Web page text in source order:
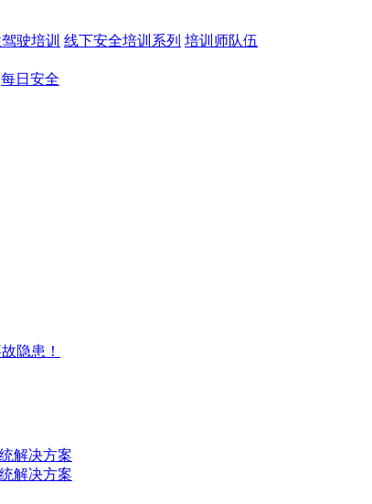
驶培训 线下安全培训系列 培训师队伍
每日安全
隐患！
解决方案
解决方案